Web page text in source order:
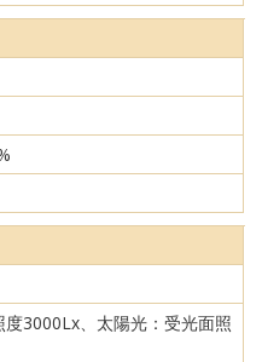
度3000Lx、太陽光：受光面照